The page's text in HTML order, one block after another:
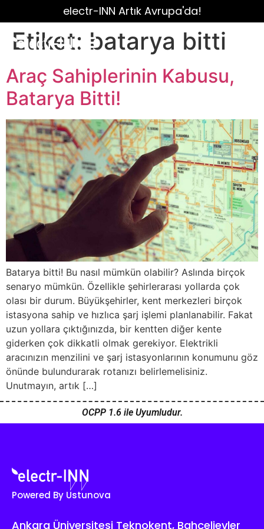
electr-INN Artık Avrupa'da!
Etiket: batarya bitti
Araç Sahiplerinin Kabusu,
Batarya Bitti!
Batarya bitti! Bu nasıl mümkün olabilir? Aslında birçok
senaryo mümkün. Özellikle şehirlerarası yollarda çok
olası bir durum. Büyükşehirler, kent merkezleri birçok
istasyona sahip ve hızlıca şarj işlemi planlanabilir. Fakat
uzun yollara çıktığınızda, bir kentten diğer kente
giderken çok dikkatli olmak gerekiyor. Elektrikli
aracınızın menzilini ve şarj istasyonlarının konumunu göz
önünde bulundurarak rotanızı belirlemelisiniz.
Unutmayın, artık […]
OCPP 1.6 ile Uyumludur.
Powered By Ustunova
Ankara Üniversitesi Teknokent, Bahçelievler